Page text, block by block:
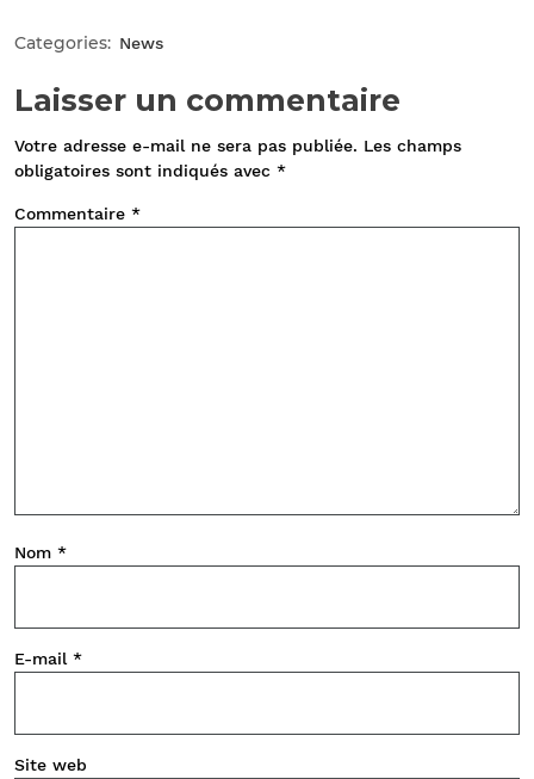
Categories: News
Laisser un commentaire
Votre adresse e-mail ne sera pas publiée. Les champs
obligatoires sont indiqués avec *
Commentaire *
Nom *
E-mail *
Site web